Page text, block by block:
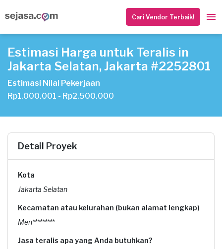
Cari Vendor Terbaik!
Estimasi Harga untuk Teralis in
Jakarta Selatan, Jakarta #2252801
Estimasi Nilai Pekerjaan
Rp1.000.001 - Rp2.500.000
Detail Proyek
Kota
Jakarta Selatan
Kecamatan atau kelurahan (bukan alamat lengkap)
Men*********
Jasa teralis apa yang Anda butuhkan?